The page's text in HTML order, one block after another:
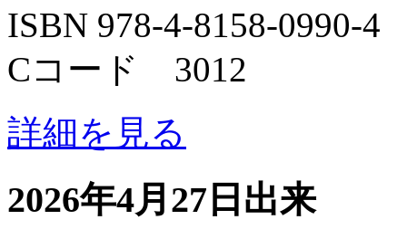
ISBN 978-4-8158-0990-4
Cコード 3012
詳細を見る
2026年4月27日出来